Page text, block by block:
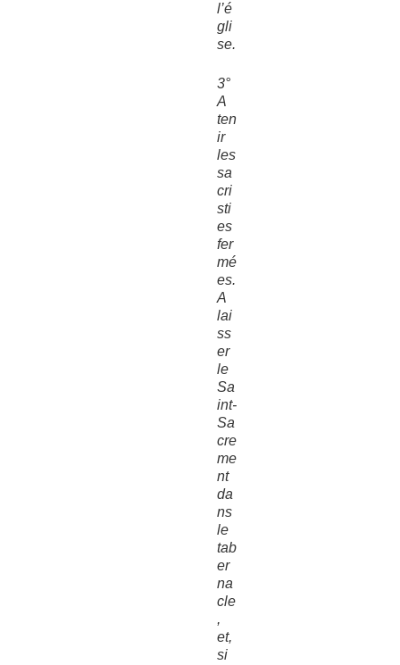
l’é
gli
se.
3°
A
ten
ir
les
sa
cri
sti
es
fer
mé
es.
A
lai
ss
er
le
Sa
int-
Sa
cre
me
nt
da
ns
le
tab
er
na
cle
,
et,
si